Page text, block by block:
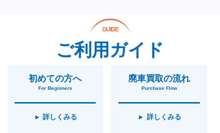
GUIDE
ご利用ガイド
初めての方へ
For Beginners
詳しくみる
廃車買取の流れ
Purchase Flow
詳しくみる